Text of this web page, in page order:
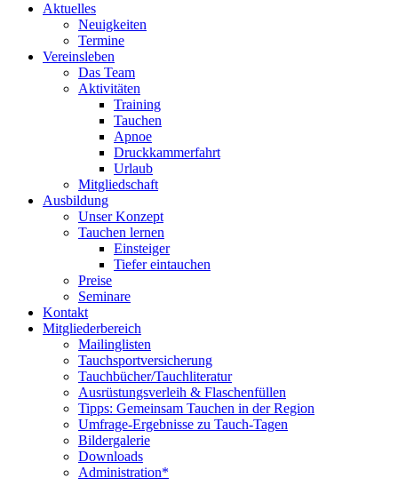
Aktuelles
Neuigkeiten
Termine
Vereinsleben
Das Team
Aktivitäten
Training
Tauchen
Apnoe
Druckkammerfahrt
Urlaub
Mitgliedschaft
Ausbildung
Unser Konzept
Tauchen lernen
Einsteiger
Tiefer eintauchen
Preise
Seminare
Kontakt
Mitgliederbereich
Mailinglisten
Tauchsportversicherung
Tauchbücher/Tauchliteratur
Ausrüstungsverleih & Flaschenfüllen
Tipps: Gemeinsam Tauchen in der Region
Umfrage-Ergebnisse zu Tauch-Tagen
Bildergalerie
Downloads
Administration*